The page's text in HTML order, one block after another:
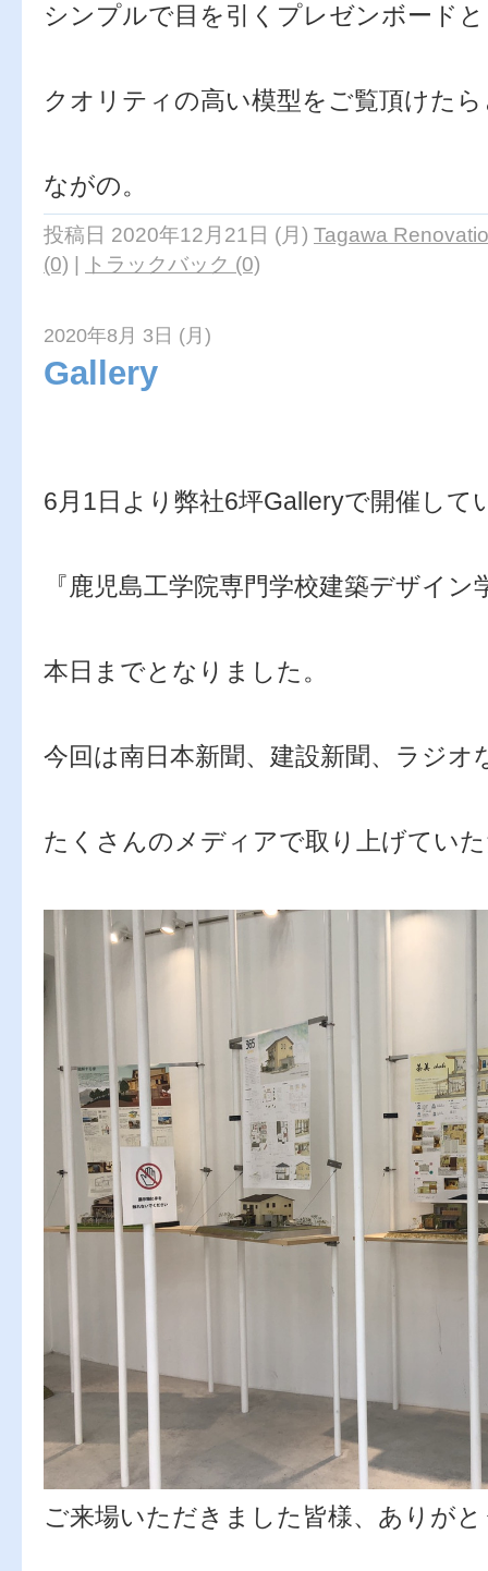
シンプルで目を引くプレゼンボードと
クオリティの高い模型をご覧頂けた
ながの。
投稿日 2020年12月21日 (月) Tagawa
(0) | トラックバック (0)
2020年8月 3日 (月)
Gallery
6月1日より弊社6坪Galleryで開催して
『鹿児島工学院専門学校建築デザイン
本日までとなりました。
今回は南日本新聞、建設新聞、ラジオ
たくさんのメディアで取り上げてい
ご来場いただきました皆様、ありが